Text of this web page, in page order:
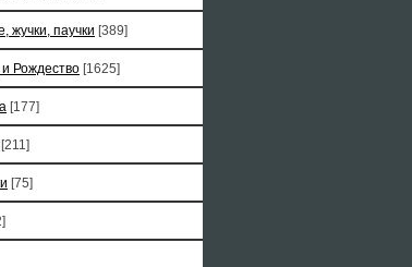
жучки, паучки [389]
Рождество [1625]
[177]
[211]
[75]